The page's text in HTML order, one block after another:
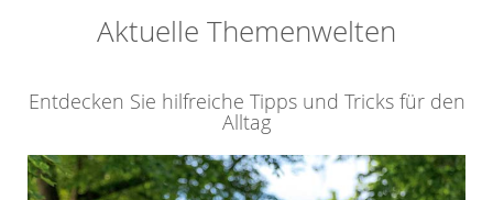
Aktuelle Themenwelten
Entdecken Sie hilfreiche Tipps und Tricks für den
Alltag